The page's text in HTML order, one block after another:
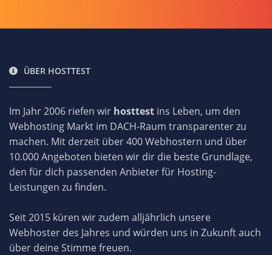
ÜBER HOSTTEST
Im Jahr 2006 riefen wir hosttest ins Leben, um den
Webhosting Markt im DACH-Raum transparenter zu
machen. Mit derzeit über 400 Webhostern und über
10.000 Angeboten bieten wir dir die beste Grundlage,
den für dich passenden Anbieter für Hosting-
Leistungen zu finden.
Seit 2015 küren wir zudem alljährlich unsere
Webhoster des Jahres und würden uns in Zukunft auch
über deine Stimme freuen.